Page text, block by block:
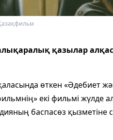
қазылар
өткен «Әдебиет
екі фильмі жүлде
баспасөз қызметіне